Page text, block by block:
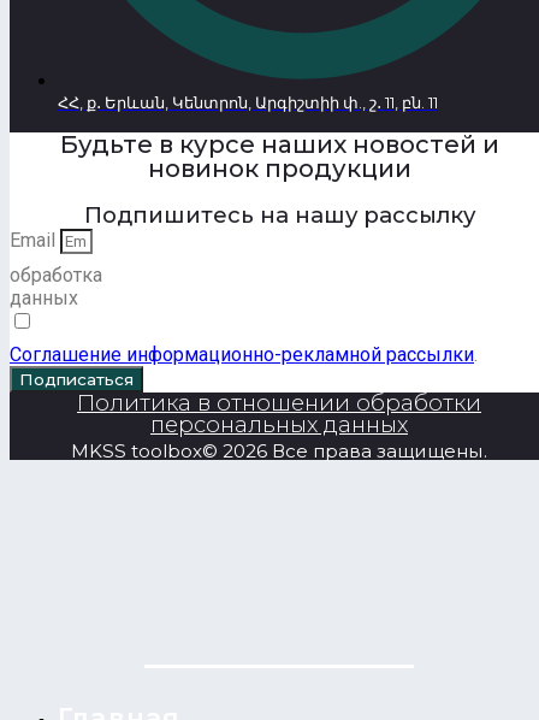
ՀՀ, ք․ Երևան, Կենտրոն, Արգիշտիի փ., շ․ 11, բն. 11
Будьте в курсе наших новостей и
новинок продукции
Подпишитесь на нашу рассылку
Email
обработка
данных
Соглашение информационно-рекламной рассылки.
Подписаться
Политика в отношении обработки
персональных данных
MKSS toolbox© 2026 Все права защищены.